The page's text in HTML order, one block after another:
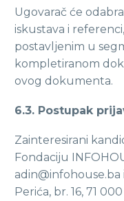
Ugovarač će
iskustava i
postavljenim u
kompletiranom
ovog dokumenta.
6.3. Postupak
Zainteresirani
Fondaciju
adin@infohouse.ba
Perića, br. 16, 71